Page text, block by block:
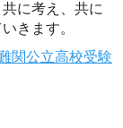
に考え、共に
きます。
関公立高校受験